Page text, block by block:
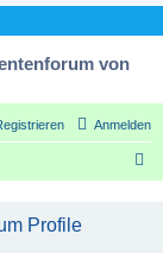
von
Anmelden
Profile